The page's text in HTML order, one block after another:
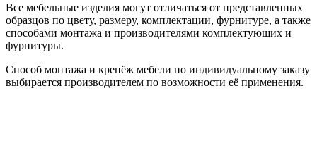
Все мебельные изделия могут отличаться от представленных
образцов по цвету, размеру, комплектации, фурнитуре, а также
способами монтажа и производителями комплектующих и
фурнитуры.
Способ монтажа и крепёж мебели по индивидуальному заказу
выбирается производителем по возможности её применения.